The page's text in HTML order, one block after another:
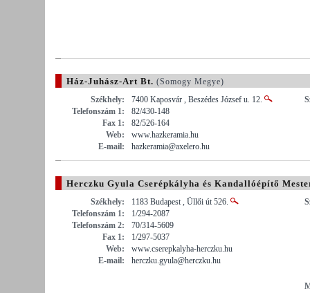
Ház-Juhász-Art Bt. (Somogy Megye)
Székhely:
7400 Kaposvár , Beszédes József u. 12.
Telefonszám 1:
82/430-148
Fax 1:
82/526-164
Web:
www.hazkeramia.hu
E-mail:
hazkeramia@axelero.hu
Herczku Gyula Cserépkályha és Kandallóépítő
Székhely:
1183 Budapest , Üllői út 526.
Telefonszám 1:
1/294-2087
Telefonszám 2:
70/314-5609
Fax 1:
1/297-5037
Web:
www.cserepkalyha-herczku.hu
E-mail:
herczku.gyula@herczku.hu